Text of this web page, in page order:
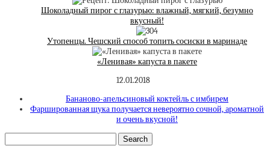
Шоколадный пирог с глазурью: влажный, мягкий, безумно
вкусный!
Утопенцы. Чешский способ топить сосиски в маринаде
«Ленивая» капуста в пакете
12.01.2018
Бананово-апельсиновый коктейль с имбирем
Фаршированная щука получается невероятно сочной, ароматной
и очень вкусной!